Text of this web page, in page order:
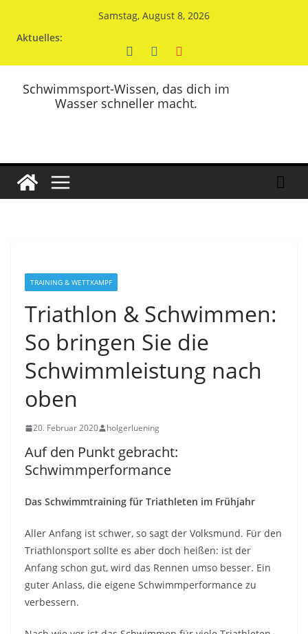
Samstag, August 8, 2026
Aktuelles:
Schwimmsport-Wissen, das dich im
Wasser schneller macht.
TRAINING & WETTKAMPF
Triathlon & Schwimmen:
So bringen Sie die
Schwimmleistung nach
oben
20. Februar 2020 holgerluening
Auf den Punkt gebracht:
Schwimmperformance
Das Schwimmtraining für Triathleten im Frühjahr
Aller Anfang ist schwer, so sagt der Volksmund. Für den
Triathlonsport sollte es aber doch heißen: ist der
Anfang schon gut, wird das Rennen umso besser. Ein
guter Anlass, die eigene Schwimmperformance zu
verbessern.